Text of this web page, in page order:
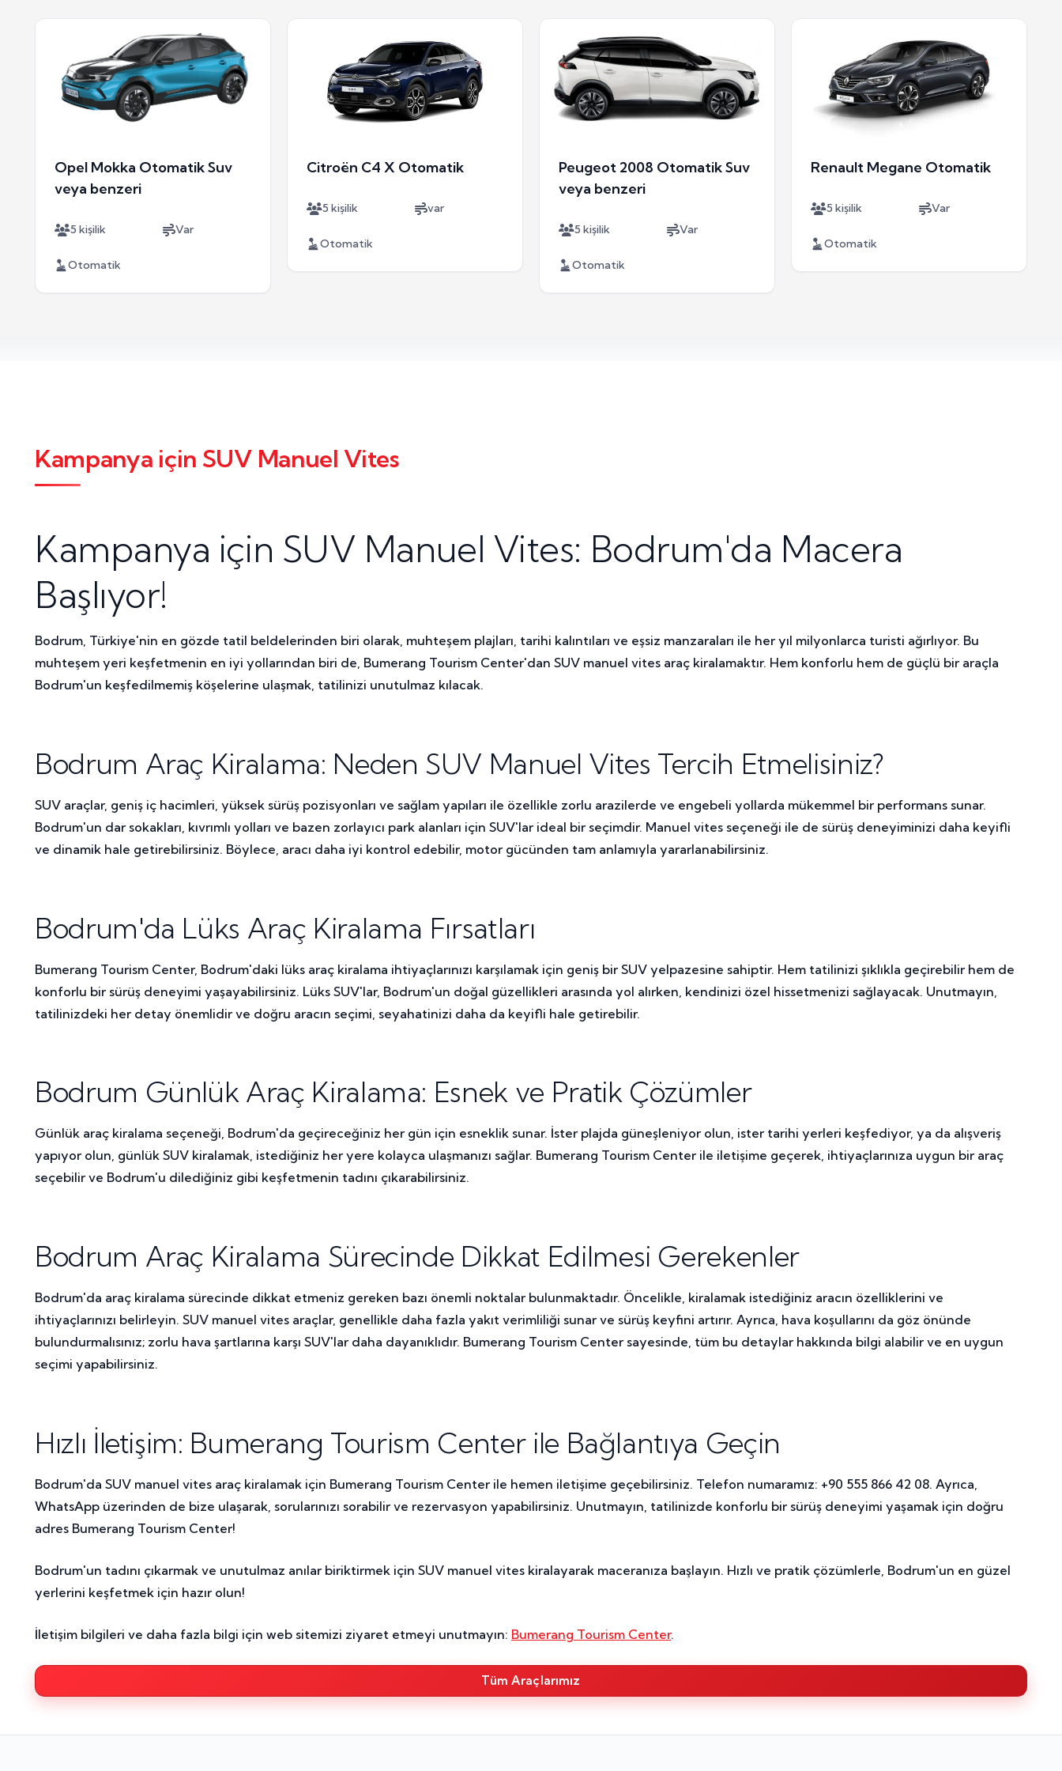
Opel Mokka Otomatik Suv
veya benzeri
5 kişilik Var
Otomatik
Citroën C4 X Otomatik
5 kişilik var
Otomatik
Peugeot 2008 Otomatik Suv
veya benzeri
5 kişilik Var
Otomatik
Renault Megane Otomatik
5 kişilik Var
Otomatik
Kampanya için SUV Manuel Vites
Kampanya için SUV Manuel Vites: Bodrum'da Macera
Başlıyor!
Bodrum, Türkiye'nin en gözde tatil beldelerinden biri olarak, muhteşem plajları, tarihi kalıntıları ve eşsiz manzaraları ile her yıl milyonlarca turisti ağırlıyor. Bu
muhteşem yeri keşfetmenin en iyi yollarından biri de, Bumerang Tourism Center'dan SUV manuel vites araç kiralamaktır. Hem konforlu hem de güçlü bir araçla
Bodrum'un keşfedilmemiş köşelerine ulaşmak, tatilinizi unutulmaz kılacak.
Bodrum Araç Kiralama: Neden SUV Manuel Vites Tercih Etmelisiniz?
SUV araçlar, geniş iç hacimleri, yüksek sürüş pozisyonları ve sağlam yapıları ile özellikle zorlu arazilerde ve engebeli yollarda mükemmel bir performans sunar.
Bodrum'un dar sokakları, kıvrımlı yolları ve bazen zorlayıcı park alanları için SUV'lar ideal bir seçimdir. Manuel vites seçeneği ile de sürüş deneyiminizi daha keyifli
ve dinamik hale getirebilirsiniz. Böylece, aracı daha iyi kontrol edebilir, motor gücünden tam anlamıyla yararlanabilirsiniz.
Bodrum'da Lüks Araç Kiralama Fırsatları
Bumerang Tourism Center, Bodrum'daki lüks araç kiralama ihtiyaçlarınızı karşılamak için geniş bir SUV yelpazesine sahiptir. Hem tatilinizi şıklıkla geçirebilir hem de
konforlu bir sürüş deneyimi yaşayabilirsiniz. Lüks SUV'lar, Bodrum'un doğal güzellikleri arasında yol alırken, kendinizi özel hissetmenizi sağlayacak. Unutmayın,
tatilinizdeki her detay önemlidir ve doğru aracın seçimi, seyahatinizi daha da keyifli hale getirebilir.
Bodrum Günlük Araç Kiralama: Esnek ve Pratik Çözümler
Günlük araç kiralama seçeneği, Bodrum'da geçireceğiniz her gün için esneklik sunar. İster plajda güneşleniyor olun, ister tarihi yerleri keşfediyor, ya da alışveriş
yapıyor olun, günlük SUV kiralamak, istediğiniz her yere kolayca ulaşmanızı sağlar. Bumerang Tourism Center ile iletişime geçerek, ihtiyaçlarınıza uygun bir araç
seçebilir ve Bodrum'u dilediğiniz gibi keşfetmenin tadını çıkarabilirsiniz.
Bodrum Araç Kiralama Sürecinde Dikkat Edilmesi Gerekenler
Bodrum'da araç kiralama sürecinde dikkat etmeniz gereken bazı önemli noktalar bulunmaktadır. Öncelikle, kiralamak istediğiniz aracın özelliklerini ve
ihtiyaçlarınızı belirleyin. SUV manuel vites araçlar, genellikle daha fazla yakıt verimliliği sunar ve sürüş keyfini artırır. Ayrıca, hava koşullarını da göz önünde
bulundurmalısınız; zorlu hava şartlarına karşı SUV'lar daha dayanıklıdır. Bumerang Tourism Center sayesinde, tüm bu detaylar hakkında bilgi alabilir ve en uygun
seçimi yapabilirsiniz.
Hızlı İletişim: Bumerang Tourism Center ile Bağlantıya Geçin
Bodrum'da SUV manuel vites araç kiralamak için Bumerang Tourism Center ile hemen iletişime geçebilirsiniz. Telefon numaramız: +90 555 866 42 08. Ayrıca,
WhatsApp üzerinden de bize ulaşarak, sorularınızı sorabilir ve rezervasyon yapabilirsiniz. Unutmayın, tatilinizde konforlu bir sürüş deneyimi yaşamak için doğru
adres Bumerang Tourism Center!
Bodrum'un tadını çıkarmak ve unutulmaz anılar biriktirmek için SUV manuel vites kiralayarak maceranıza başlayın. Hızlı ve pratik çözümlerle, Bodrum'un en güzel
yerlerini keşfetmek için hazır olun!
İletişim bilgileri ve daha fazla bilgi için web sitemizi ziyaret etmeyi unutmayın: Bumerang Tourism Center.
Tüm Araçlarımız